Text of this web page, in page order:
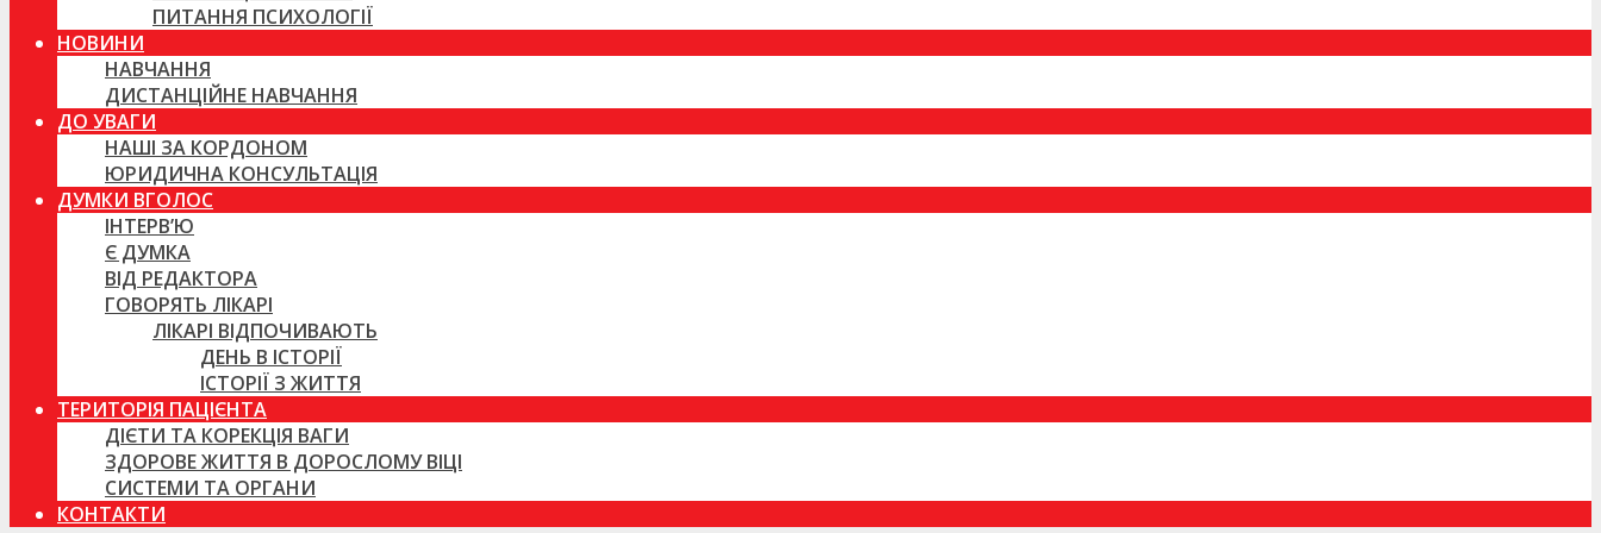
ПИТАННЯ ПСИХОЛОГІЇ
НОВИНИ
НАВЧАННЯ
ДИСТАНЦІЙНЕ НАВЧАННЯ
ДО УВАГИ
НАШІ ЗА КОРДОНОМ
ЮРИДИЧНА КОНСУЛЬТАЦІЯ
ДУМКИ ВГОЛОС
ІНТЕРВ’Ю
Є ДУМКА
ВІД РЕДАКТОРА
ГОВОРЯТЬ ЛІКАРІ
ЛІКАРІ ВІДПОЧИВАЮТЬ
ДЕНЬ В ІСТОРІЇ
ІСТОРІЇ З ЖИТТЯ
ТЕРИТОРІЯ ПАЦІЄНТА
ДІЄТИ ТА КОРЕКЦІЯ ВАГИ
ЗДОРОВЕ ЖИТТЯ В ДОРОСЛОМУ ВІЦІ
СИСТЕМИ ТА ОРГАНИ
КОНТАКТИ